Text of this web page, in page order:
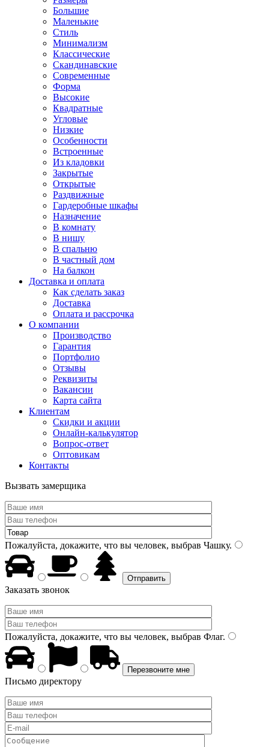
Большие
Маленькие
Стиль
Минимализм
Классические
Скандинавские
Современные
Форма
Высокие
Квадратные
Угловые
Низкие
Особенности
Встроенные
Из кладовки
Закрытые
Открытые
Раздвижные
Гардеробные шкафы
Назначение
В комнату
В нишу
В спальню
В частный дом
На балкон
Доставка и оплата
Как сделать заказ
Доставка
Оплата и рассрочка
О компании
Производство
Гарантия
Портфолио
Отзывы
Реквизиты
Вакансии
Карта сайта
Клиентам
Скидки и акции
Онлайн-калькулятор
Вопрос-ответ
Оптовикам
Контакты
Вызвать замерщика
Пожалуйста, докажите, что вы человек, выбрав Чашку.
Заказать звонок
Пожалуйста, докажите, что вы человек, выбрав Флаг.
Письмо директору